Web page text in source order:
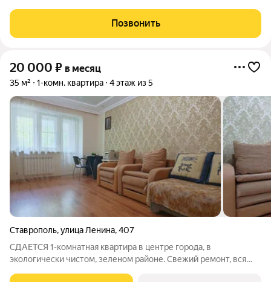
магазинов, пункт выдачи заказов. В шаговой доступности
магазин пятерочка. Хорошая
Позвонить
20 000 ₽ в месяц
35 м² 1-комн. квартира 4 этаж из 5
Ставрополь,улица Ленина,407
СДАЕТСЯ 1-комнатная квартира в центре города, в
экологически чистом, зеленом районе. Свежий ремонт, вся